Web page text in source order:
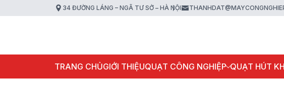
34 ĐƯỜNG LÁNG – NGÃ TƯ SỞ – HÀ NỘI
TRANG CHỦGIỚI THIỆUQUẠT CÔNG NGHIỆP QUẠT HÚT